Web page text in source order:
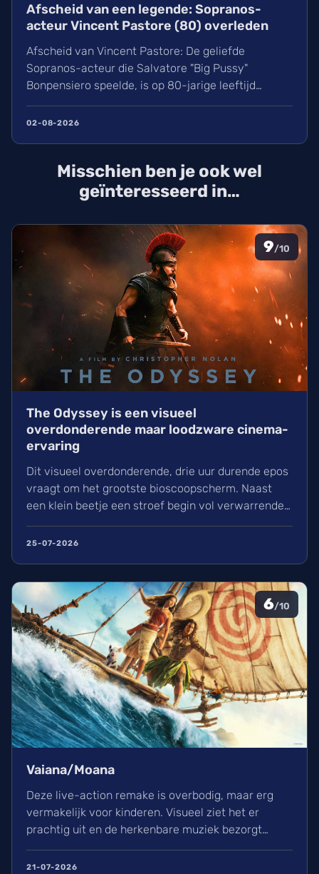
Afscheid van een legende: Sopranos-
acteur Vincent Pastore (80) overleden
Afscheid van Vincent Pastore: De geliefde
Sopranos-acteur die Salvatore "Big Pussy"
Bonpensiero speelde, is op 80-jarige leeftijd
carrière van nachtclubeigenaar tot maffia-icoon en
in New York.
02-08-2026
Misschien ben je ook wel
geïnteresseerd in…
9/10
The Odyssey is een visueel
overdonderende maar loodzware cinema-
ervaring
Dit visueel overdonderende, drie uur durende epos
vraagt om het grootste bioscoopscherm. Naast
een klein beetje een stroef begin vol verwarrende
film in een indrukwekkend epos vol praktische
25-07-2026
6/10
Vaiana/Moana
Deze live-action remake is overbodig, maar erg
vermakelijk voor kinderen. Visueel ziet het er
prachtig uit en de herkenbare muziek bezorgt
kippenvel. Hoewel de lore complex is, zorgt het
avontuur voor een heerlijke ervaring in de
21-07-2026